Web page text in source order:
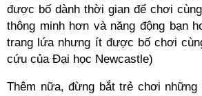
được bố dành thời gian để chơi
thông minh hơn và năng động bạn
trang lứa nhưng ít được bố chơi
cứu của Đại học Newcastle)
Thêm nữa, đừng bắt trẻ chơi những